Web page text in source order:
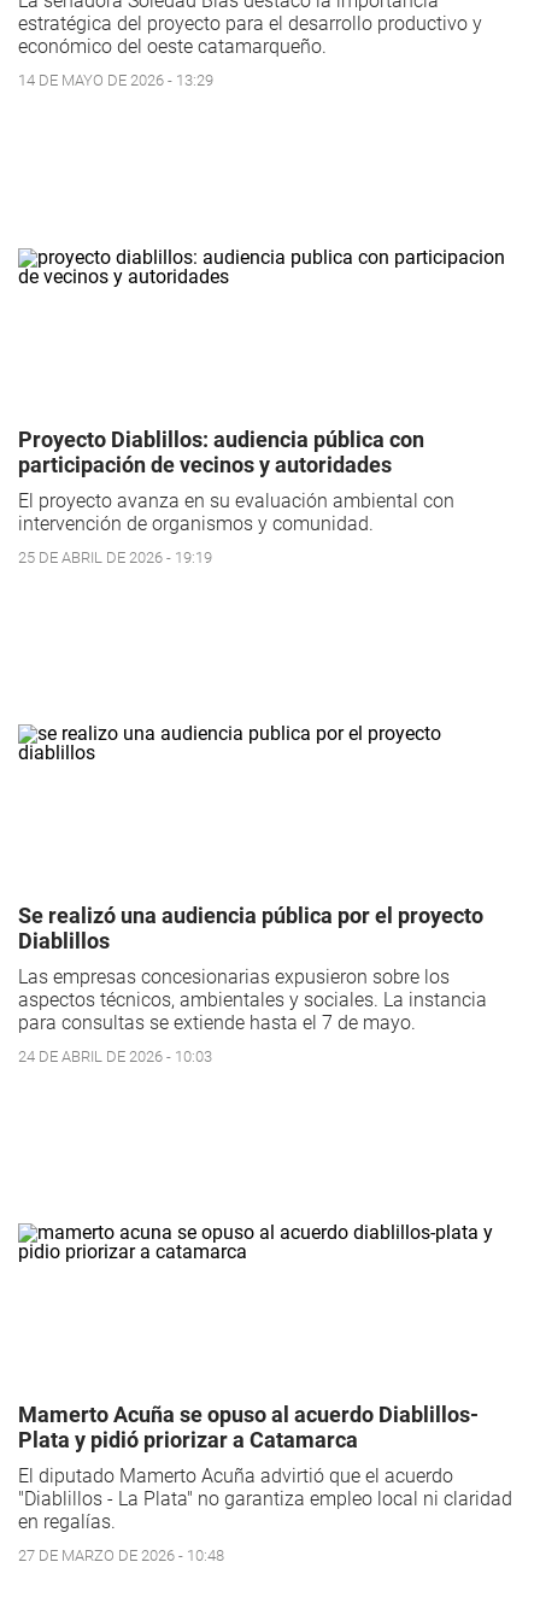
estratégica del proyecto para el desarrollo productivo y
económico del oeste catamarqueño.
14 DE MAYO DE 2026 - 13:29
Proyecto Diablillos: audiencia pública con
participación de vecinos y autoridades
El proyecto avanza en su evaluación ambiental con
intervención de organismos y comunidad.
25 DE ABRIL DE 2026 - 19:19
Se realizó una audiencia pública por el proyecto
Diablillos
Las empresas concesionarias expusieron sobre los
aspectos técnicos, ambientales y sociales. La instancia
para consultas se extiende hasta el 7 de mayo.
24 DE ABRIL DE 2026 - 10:03
Mamerto Acuña se opuso al acuerdo Diablillos-
Plata y pidió priorizar a Catamarca
El diputado Mamerto Acuña advirtió que el acuerdo
"Diablillos - La Plata" no garantiza empleo local ni claridad
en regalías.
27 DE MARZO DE 2026 - 10:48